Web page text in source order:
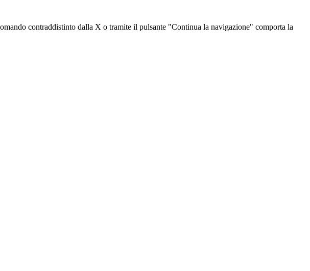
contraddistinto dalla X o tramite il pulsante "Continua la navigazione" comporta la